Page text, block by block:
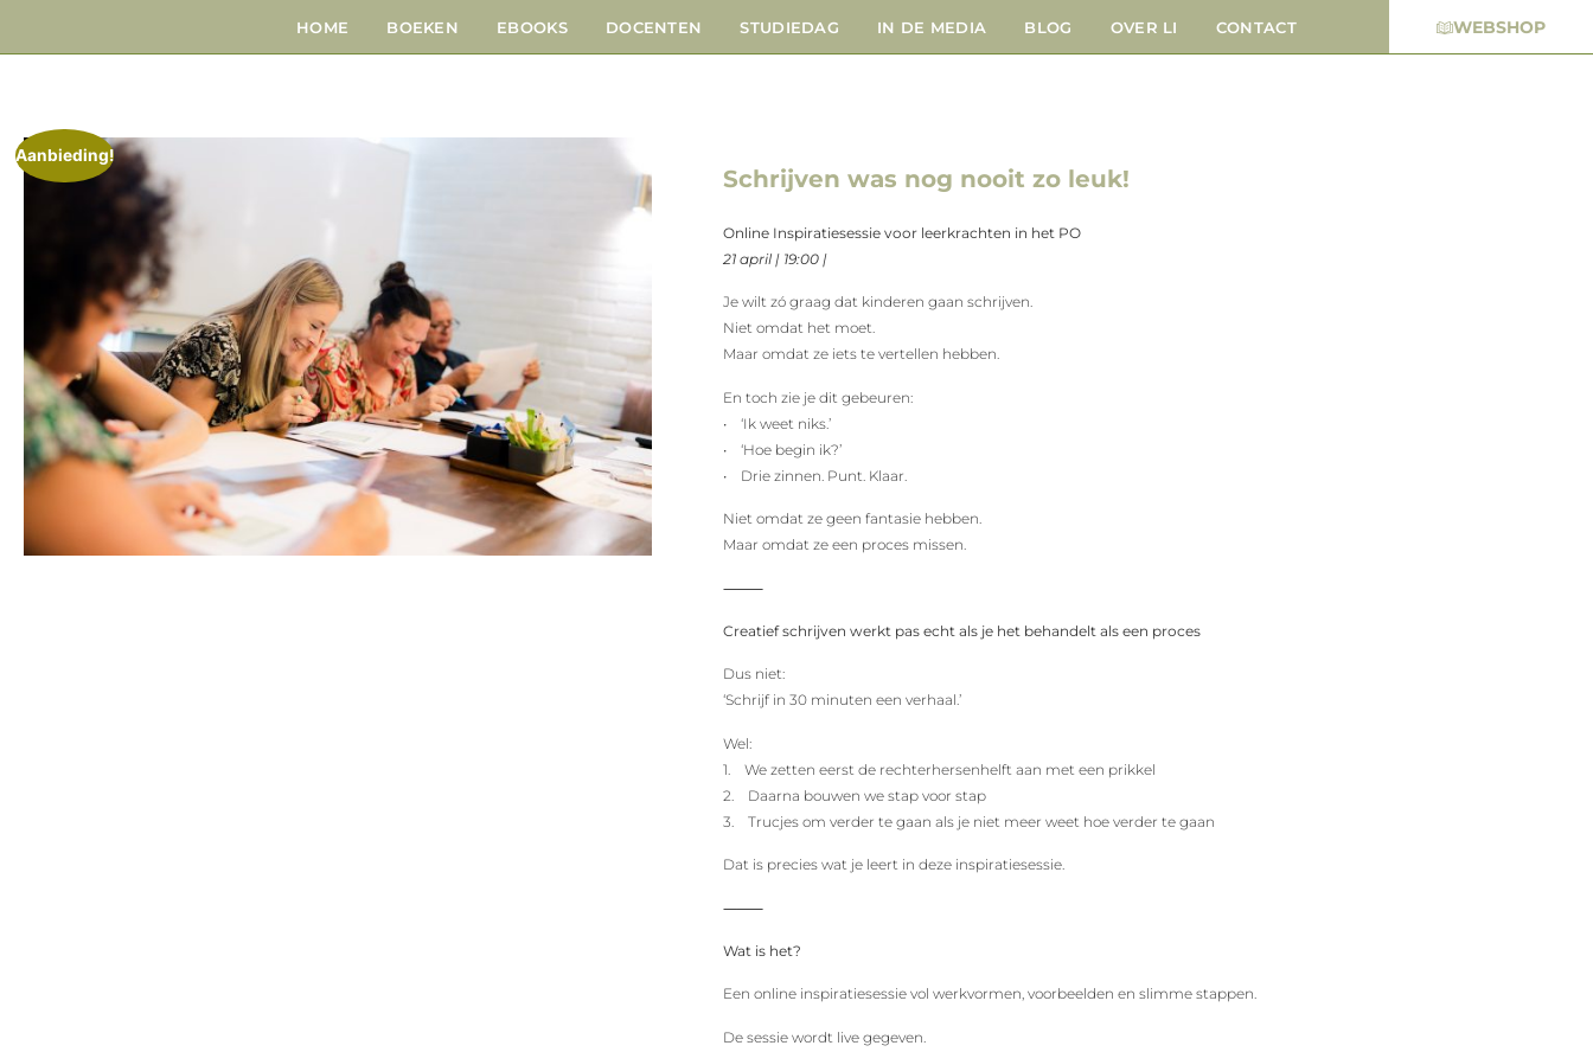
HOME BOEKEN EBOOKS DOCENTEN STUDIEDAG IN DE MEDIA BLOG OVER LI CONTACT WEBSHOP
Aanbieding!
Schrijven was nog nooit zo leuk!
Online Inspiratiesessie voor leerkrachten in het PO
21 april | 19:00 |
Je wilt zó graag dat kinderen gaan schrijven.
Niet omdat het moet.
Maar omdat ze iets te vertellen hebben.
En toch zie je dit gebeuren:
• ‘Ik weet niks.’
• ‘Hoe begin ik?’
• Drie zinnen. Punt. Klaar.
Niet omdat ze geen fantasie hebben.
Maar omdat ze een proces missen.
⸻
Creatief schrijven werkt pas echt als je het behandelt als een proces
Dus niet:
‘Schrijf in 30 minuten een verhaal.’
Wel:
1. We zetten eerst de rechterhersenhelft aan met een prikkel
2. Daarna bouwen we stap voor stap
3. Trucjes om verder te gaan als je niet meer weet hoe verder te gaan
Dat is precies wat je leert in deze inspiratiesessie.
⸻
Wat is het?
Een online inspiratiesessie vol werkvormen, voorbeelden en slimme stappen.
De sessie wordt live gegeven.